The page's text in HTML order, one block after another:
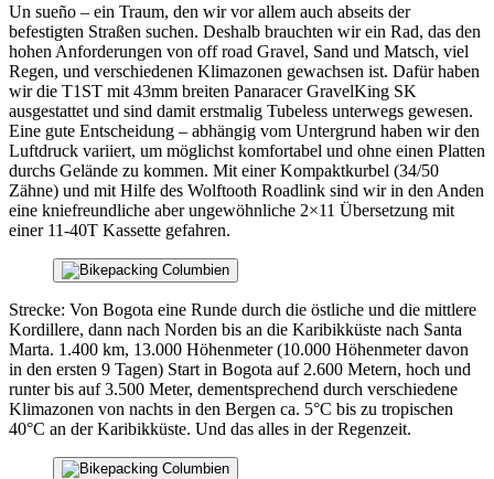
Un sueño – ein Traum, den wir vor allem auch abseits der
befestigten Straßen suchen. Deshalb brauchten wir ein Rad, das den
hohen Anforderungen von off road Gravel, Sand und Matsch, viel
Regen, und verschiedenen Klimazonen gewachsen ist. Dafür haben
wir die T1ST mit 43mm breiten Panaracer GravelKing SK
ausgestattet und sind damit erstmalig Tubeless unterwegs gewesen.
Eine gute Entscheidung – abhängig vom Untergrund haben wir den
Luftdruck variiert, um möglichst komfortabel und ohne einen Platten
durchs Gelände zu kommen. Mit einer Kompaktkurbel (34/50
Zähne) und mit Hilfe des Wolftooth Roadlink sind wir in den Anden
eine kniefreundliche aber ungewöhnliche 2×11 Übersetzung mit
einer 11-40T Kassette gefahren.
Strecke: Von Bogota eine Runde durch die östliche und die mittlere
Kordillere, dann nach Norden bis an die Karibikküste nach Santa
Marta. 1.400 km, 13.000 Höhenmeter (10.000 Höhenmeter davon
in den ersten 9 Tagen) Start in Bogota auf 2.600 Metern, hoch und
runter bis auf 3.500 Meter, dementsprechend durch verschiedene
Klimazonen von nachts in den Bergen ca. 5°C bis zu tropischen
40°C an der Karibikküste. Und das alles in der Regenzeit.